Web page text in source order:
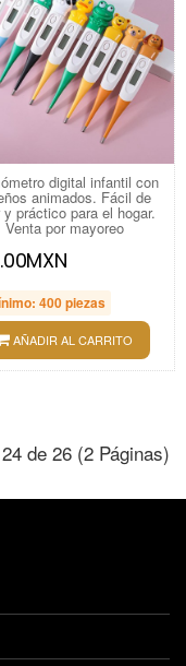
digital infantil con
animados. Fácil de
y práctico para el hogar.
Venta por mayoreo
400 piezas
AÑADIR AL CARRITO
de 26 (2 Páginas)